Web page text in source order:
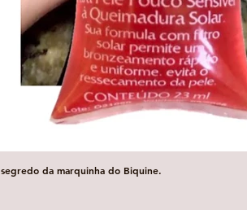
Visualização rápida
da marquinha do Biquine.